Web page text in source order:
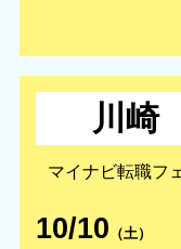
川崎
マイナビ転職フ
10/10 （土）